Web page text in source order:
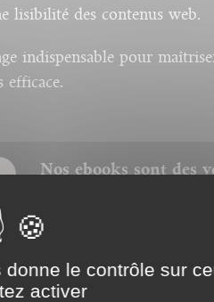
lisibilité des contenus web.
indispensable pour
efficace.
Nos ebooks sont des
nos catalogues. Ils
corps pour la police,
donc respectée et la
le contrôle sur
activer